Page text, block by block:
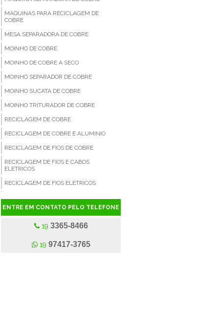
MAQUINAS PARA RECICLAGEM DE
COBRE
MESA SEPARADORA DE COBRE
MOINHO DE COBRE
MOINHO DE COBRE A SECO
MOINHO SEPARADOR DE COBRE
MOINHO SUCATA DE COBRE
MOINHO TRITURADOR DE COBRE
RECICLAGEM DE COBRE
RECICLAGEM DE COBRE E ALUMINIO
RECICLAGEM DE FIOS DE COBRE
RECICLAGEM DE FIOS E CABOS
ELETRICOS
RECICLAGEM DE FIOS ELETRICOS
SEPARADOR DE CABOS ELETRICOS
SEPARADOR DE COBRE
SEPARADORA A SECO DE FIOS ELÉTRICOS
ENTRE EM CONTATO PELO TELEFONE
19 3365-8466
19 97417-3765